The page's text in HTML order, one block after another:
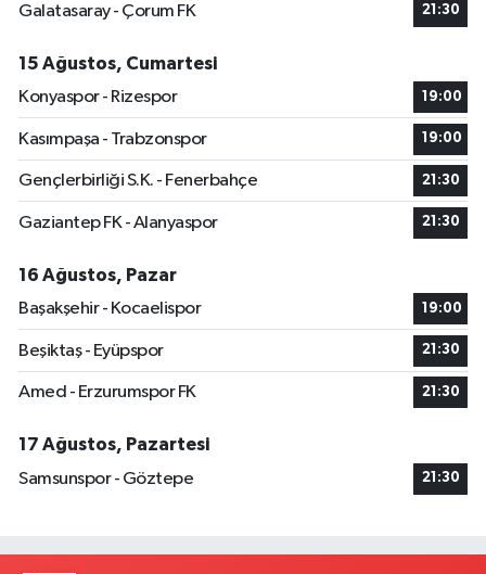
Galatasaray - Çorum FK
21:30
15 Ağustos, Cumartesi
Konyaspor - Rizespor
19:00
Kasımpaşa - Trabzonspor 19:00
Gençlerbirliği S.K. - Fenerbahçe 21:30
Gaziantep FK - Alanyaspor 21:30
16 Ağustos, Pazar
Başakşehir - Kocaelispor
19:00
Beşiktaş - Eyüpspor 21:30
Amed - Erzurumspor FK 21:30
17 Ağustos, Pazartesi
Samsunspor - Göztepe
21:30